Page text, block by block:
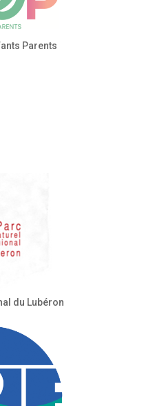
Parents
du Lubéron